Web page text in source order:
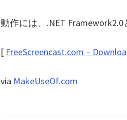
動作には、.NET Framework2.0
[ FreeScreencast.com –
via MakeUseOf.com